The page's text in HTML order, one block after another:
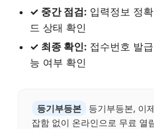
✓ 중간 점검: 입력정보 정
드 상태 확인
✓ 최종 확인: 접수번호 발
능 여부 확인
등기부등본
등기부등본, 이
잡함 없이 온라인으로 무료 열